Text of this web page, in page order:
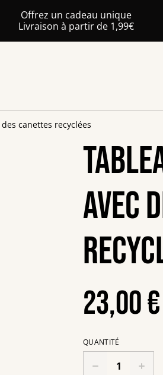
Offrez un cadeau unique
Livraison à partir de 1,99€
canettes recyclées
avec
23,00 €
QUANTITÉ